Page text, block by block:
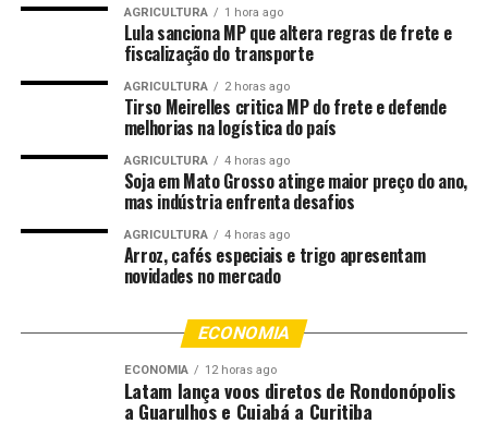
na orientação do trânsito e gratuidade no transporte
coletivo para facilitar o deslocamento da população.
Paralelamente, a Secretaria Municipal de Saúde realizou
ações da campanha “Bora Combinar?”, com orientações
preventivas e distribuição de insumos de saúde,
fortalecendo o cuidado com a população durante a
programação carnavalesca.
Estudantes e o Bloco do Baguncinha na sexta-feira (13).
Com mais de 20 atrações, as festividades do Bloquinho
domingo e segunda-feira (14, 15 e 16). Nesta terça-feira
(17), a programação na via será encerrada com o Bloco
do Baguncinha.
O bairro Araés também foi reduto de manifestação
AGRICULTURA 1 hora ago
Lula sanciona MP que altera regras de frete e
fiscalização do transporte
AGRICULTURA 2 horas ago
Tirso Meirelles critica MP do frete e defende
melhorias na logística do país
AGRICULTURA 4 horas ago
Soja em Mato Grosso atinge maior preço do ano,
mas indústria enfrenta desafios
AGRICULTURA 4 horas ago
Arroz, cafés especiais e trigo apresentam
novidades no mercado
ECONOMIA
ECONOMIA 12 horas ago
Latam lança voos diretos de Rondonópolis
a Guarulhos e Cuiabá a Curitiba